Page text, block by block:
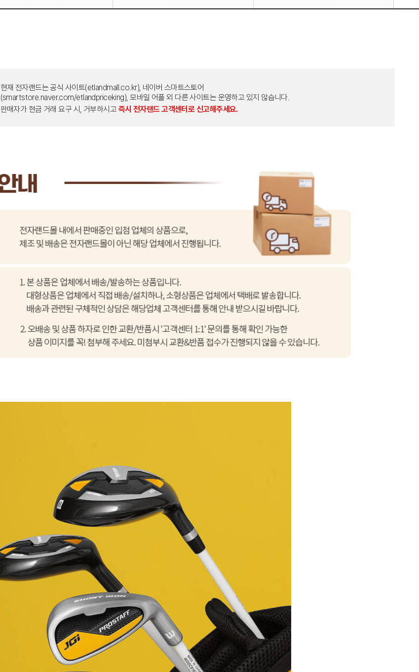
현재 전자랜드는 공식 사이트(etlandmall.co.kr), 네이버 스마트스토어
(smartstore.naver.com/etlandpriceking), 모바일 어플 외 다른 사이트는 운영하고 있지 않습니다.
판매자가 현금 거래 요구 시, 거부하시고 즉시 전자랜드 고객센터로 신고해주세요.